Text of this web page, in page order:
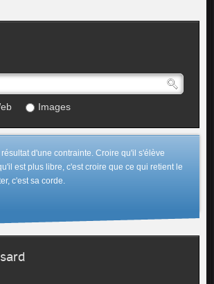
Images
d'une contrainte. Croire qu'il s'élève
est plus libre, c'est croire que ce qui retient le
c'est sa corde.